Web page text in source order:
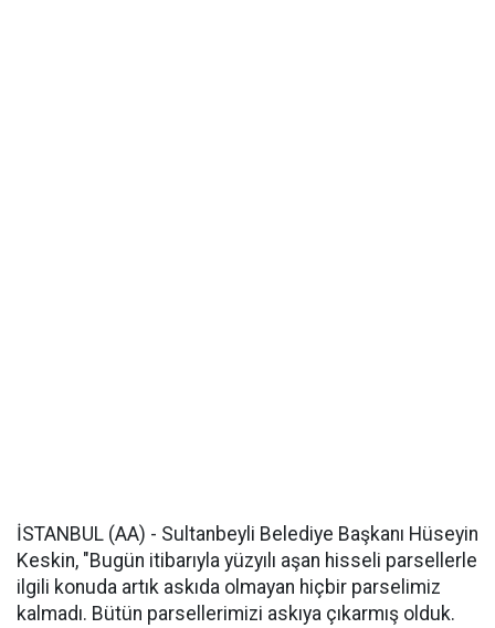
İSTANBUL (AA) - Sultanbeyli Belediye Başkanı Hüseyin
Keskin, "Bugün itibarıyla yüzyılı aşan hisseli parsellerle
ilgili konuda artık askıda olmayan hiçbir parselimiz
kalmadı. Bütün parsellerimizi askıya çıkarmış olduk.